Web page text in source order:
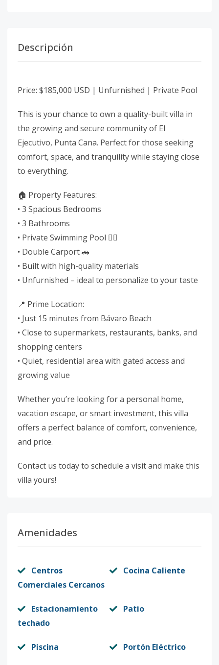
Descripción
Price: $185,000 USD | Unfurnished | Private Pool
This is your chance to own a quality-built villa in
the growing and secure community of El
Ejecutivo, Punta Cana. Perfect for those seeking
comfort, space, and tranquility while staying close
to everything.
🏠 Property Features:
• 3 Spacious Bedrooms
• 3 Bathrooms
• Private Swimming Pool 🏊‍♂️
• Double Carport 🚗
• Built with high-quality materials
• Unfurnished – ideal to personalize to your taste
📍 Prime Location:
• Just 15 minutes from Bávaro Beach
• Close to supermarkets, restaurants, banks, and
shopping centers
• Quiet, residential area with gated access and
growing value
Whether you’re looking for a personal home,
vacation escape, or smart investment, this villa
offers a perfect balance of comfort, convenience,
and price.
Contact us today to schedule a visit and make this
villa yours!
Amenidades
Centros
Comerciales Cercanos
Cocina Caliente
Estacionamiento
techado
Patio
Piscina Portón Eléctrico